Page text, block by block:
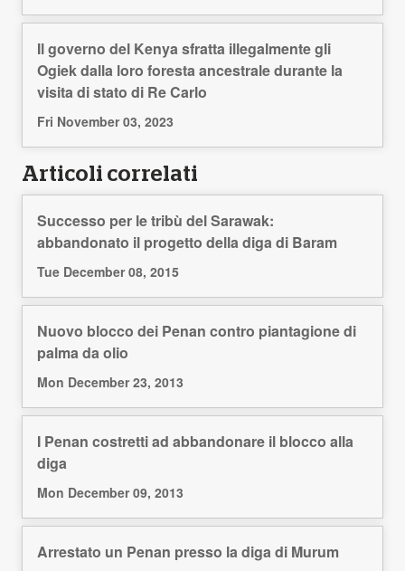
Il governo del Kenya sfratta illegalmente gli
Ogiek dalla loro foresta ancestrale durante la
visita di stato di Re Carlo
Fri November 03, 2023
Articoli correlati
Successo per le tribù del Sarawak:
abbandonato il progetto della diga di Baram
Tue December 08, 2015
Nuovo blocco dei Penan contro piantagione di
palma da olio
Mon December 23, 2013
I Penan costretti ad abbandonare il blocco alla
diga
Mon December 09, 2013
Arrestato un Penan presso la diga di Murum